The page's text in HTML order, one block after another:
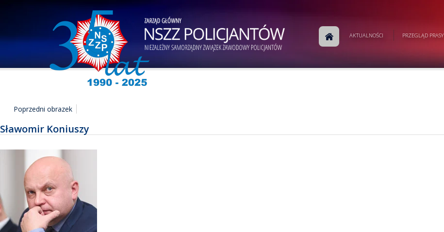
AKTUALNOŚCI PRZEGLĄD PRASY
Poprzedni obrazek
Sławomir Koniuszy